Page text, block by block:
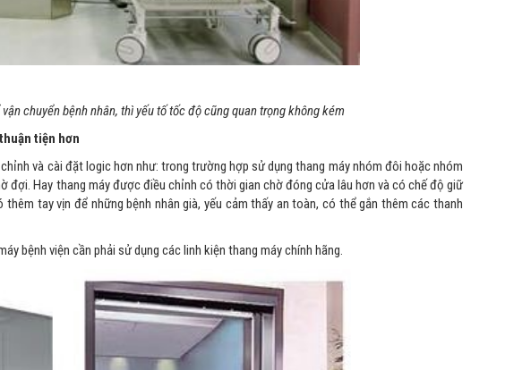
chuyển bệnh nhân, thì yếu tố tốc độ cũng quan trọng không kém
tiện hơn
và cài đặt logic hơn như: trong trường hợp sử dụng thang máy nhóm đôi hoặc nhóm
đợi. Hay thang máy được điều chỉnh có thời gian chờ đóng cửa lâu hơn và có chế độ giữ
tay vịn để những bệnh nhân già, yếu cảm thấy an toàn, có thể gắn thêm các thanh
bệnh viện cần phải sử dụng các linh kiện thang máy chính hãng.